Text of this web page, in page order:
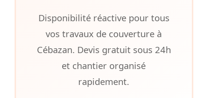
Disponibilité réactive pour tous
vos travaux de couverture à
Cébazan. Devis gratuit sous 24h
et chantier organisé
rapidement.